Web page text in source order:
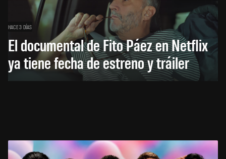
HACE 3 DÍAS
El documental de Fito Páez en Netflix
ya tiene fecha de estreno y tráiler